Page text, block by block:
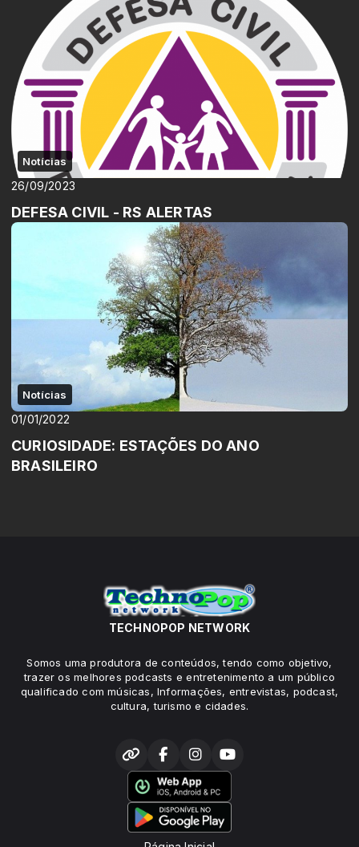
Notícias
26/09/2023
DEFESA CIVIL - RS ALERTAS
Notícias
01/01/2022
CURIOSIDADE: ESTAÇÕES DO ANO
BRASILEIRO
TECHNOPOP NETWORK
Somos uma produtora de conteúdos, tendo como objetivo,
trazer os melhores podcasts e entretenimento a um público
qualificado com músicas, Informações, entrevistas, podcast,
cultura, turismo e cidades.